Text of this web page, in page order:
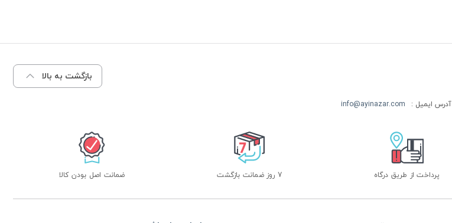
بازگشت به بالا
آدرس ایمیل : info@ayinazar.com
پرداخت از طریق درگاه 7 روز ضمانت بازگشت ضمانت اصل بودن کالا